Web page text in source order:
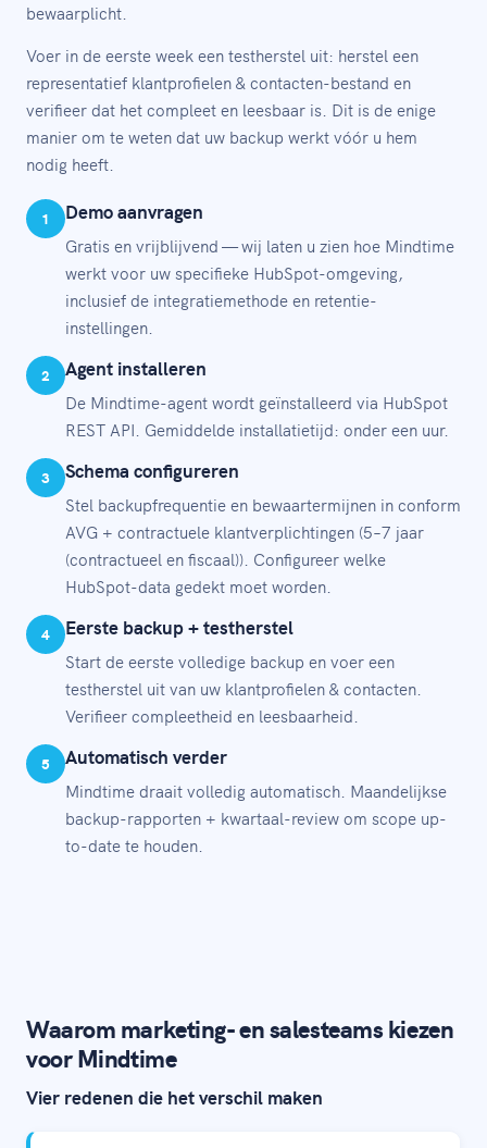
bewaarplicht.
Voer in de eerste week een testherstel uit: herstel een
representatief klantprofielen & contacten-bestand en
verifieer dat het compleet en leesbaar is. Dit is de enige
manier om te weten dat uw backup werkt vóór u hem
nodig heeft.
1 Demo aanvragen
Gratis en vrijblijvend — wij laten u zien hoe Mindtime
werkt voor uw specifieke HubSpot-omgeving,
inclusief de integratiemethode en retentie-
instellingen.
2 Agent installeren
De Mindtime-agent wordt geïnstalleerd via HubSpot
REST API. Gemiddelde installatietijd: onder een uur.
3 Schema configureren
Stel backupfrequentie en bewaartermijnen in conform
AVG + contractuele klantverplichtingen (5–7 jaar
(contractueel en fiscaal)). Configureer welke
HubSpot-data gedekt moet worden.
4 Eerste backup + testherstel
Start de eerste volledige backup en voer een
testherstel uit van uw klantprofielen & contacten.
Verifieer compleetheid en leesbaarheid.
5 Automatisch verder
Mindtime draait volledig automatisch. Maandelijkse
backup-rapporten + kwartaal-review om scope up-
to-date te houden.
Waarom marketing- en salesteams kiezen
voor Mindtime
Vier redenen die het verschil maken